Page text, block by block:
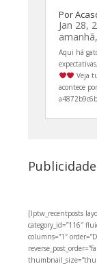
Por
Jan 28,
amanhã,
Aqui há
Veja
acontece
Publicidade
[lptw_recentposts
category_id=”116″
columns=”1″